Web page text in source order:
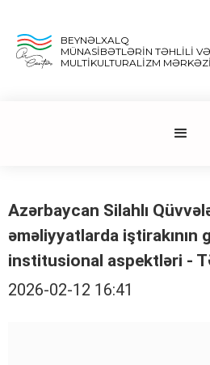
BEYNƏLXALQ
MÜNASİBƏTLƏRİN TƏHLİLİ VƏ
MULTİKULTURALİZM MƏRKƏZİ
Azərbaycan Silahlı
əməliyyatlarda iştirakının
institusional aspektləri -
2026-02-12 16:41